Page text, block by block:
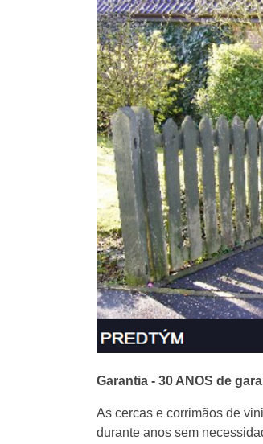
Garantia - 30 ANOS de
As cercas e corrimãos de
durante anos sem